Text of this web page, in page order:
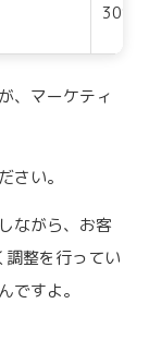
30%
、マーケティ
さい。
ながら、お客
調整を行ってい
ですよ。